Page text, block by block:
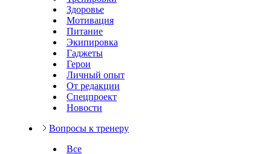
Здоровье
Мотивация
Питание
Экипировка
Гаджеты
Герои
Личный опыт
От редакции
Спецпроект
Новости
Вопросы к тренеру
Все